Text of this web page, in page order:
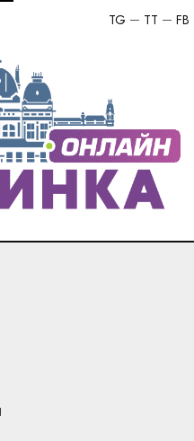
FB
TT
TG